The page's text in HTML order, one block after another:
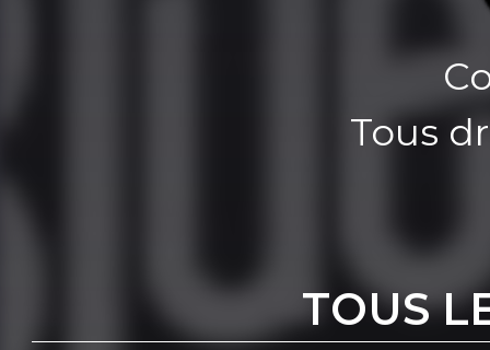
Tous
TOUS